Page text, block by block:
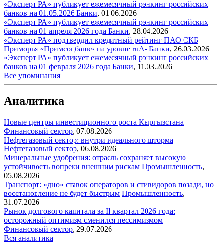
«Эксперт РА» публикует ежемесячный рэнкинг российских
банков на 01.05.2026 Банки, 01.06.2026
«Эксперт РА» публикует ежемесячный рэнкинг российских
банков на 01 апреля 2026 года Банки, 28.04.2026
«Эксперт РА» подтвердил кредитный рейтинг ПАО СКБ
Приморья «Примсоцбанк» на уровне ruA- Банки, 26.03.2026
«Эксперт РА» публикует ежемесячный рэнкинг российских
банков на 01 февраля 2026 года Банки, 11.03.2026
Все упоминания
Аналитика
Новые центры инвестиционного роста Кыргызстана
Финансовый сектор, 07.08.2026
Нефтегазовый сектор: внутри идеального шторма
Нефтегазовый сектор, 06.08.2026
Минеральные удобрения: отрасль сохраняет высокую
устойчивость вопреки внешним рискам Промышленность,
05.08.2026
Транспорт: «дно» ставок операторов и стивидоров позади, но
восстановление не будет быстрым Промышленность,
31.07.2026
Рынок долгового капитала за II квартал 2026 года:
осторожный оптимизм сменился пессимизмом
Финансовый сектор, 29.07.2026
Вся аналитика